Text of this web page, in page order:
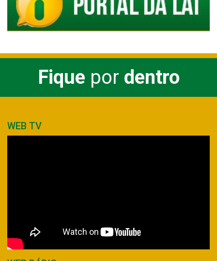
Fique por dentro
WEB TV